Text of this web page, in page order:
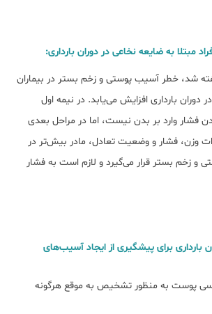
مبتلا به ضایعه نخاعی در دوران بارداری:
شد، خطر آسیب پوستی و زخم بستر در بیماران
دوران بارداری افزایش می‌یابد. در نیمه اول
فشار وارد بر بدن نیست، اما در مراحل بعدی
وزن، فشار و وضعیت تعادل، مادر بیش‌تر در
زخم بستر قرار می‌گیرد و لازم است به فشار
بارداری برای پیشگیری از ایجاد آسیب‌های
پوست به منظور تشخیص به موقع هرگونه